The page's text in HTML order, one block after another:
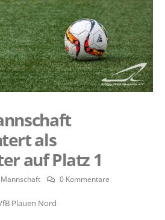
als
auf Platz 1
Mannschaft 0 Kommentare
Plauen Nord